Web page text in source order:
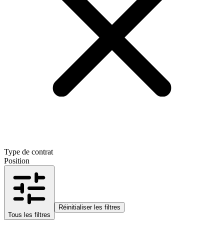
Type de contrat
Position
Tous les filtres
Réinitialiser les filtres